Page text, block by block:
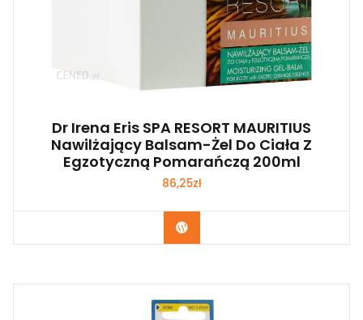
Dr Irena Eris SPA RESORT MAURITIUS
Nawilżający Balsam-Żel Do Ciała Z
Egzotyczną Pomarańczą 200ml
86,25zł
Zobacz